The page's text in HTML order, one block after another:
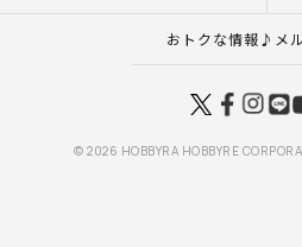
おトクな情報♪メ
© 2026 HOBBYRA HOBBYRE